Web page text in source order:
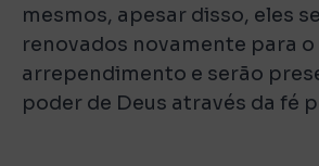
mesmos, apesar disso, eles
renovados novamente para o
arrependimento e serão
poder de Deus através da fé